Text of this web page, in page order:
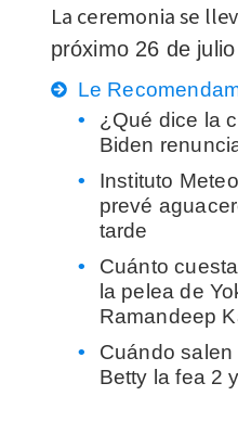
La ceremonia se
próximo 26 de
Le
¿Qué dice la
Biden
Instituto
prevé
tarde
Cuánto
la pelea de
Ramandeep
Cuándo
Betty la fea 2